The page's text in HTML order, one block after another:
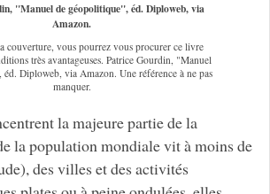
"Manuel de géopolitique", éd. Diploweb, via
Amazon.
couverture, vous pourrez vous procurer ce livre
très avantageuses. Patrice Gourdin, "Manuel
Diploweb, via Amazon. Une référence à ne pas
manquer.
la majeure partie de la
la population mondiale vit à moins de
des villes et des activités